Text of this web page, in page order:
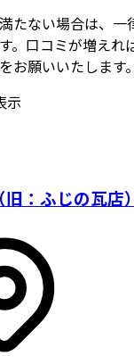
たない場合は、一
。口コミが増えれ
お願いいたします。
示
：ふじの瓦店）